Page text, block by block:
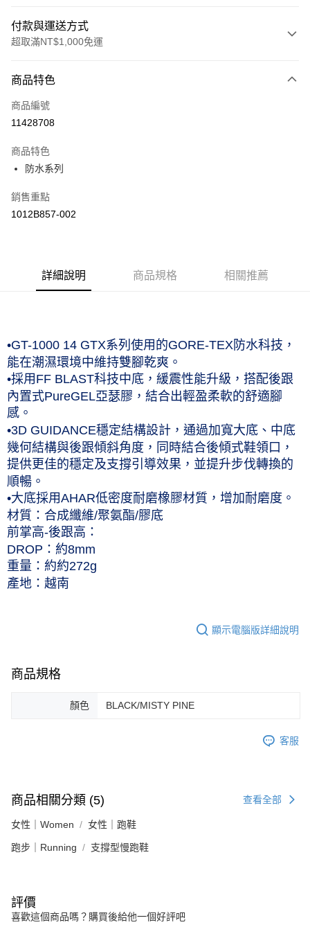
付款與運送方式
超取滿NT$1,000免運
信用卡一次付款
信用卡分期付款
合作金庫商業銀行
華南商業銀行
國泰世華商業銀行
臺灣中小企業銀行
玉山商業銀行
星展（台灣）商業銀行
台新國際商業銀行
LINE Pay
運送方式
付款後全家取貨(僅限台灣本島，離島恕不配送) 預計5-7個工
付款後萊爾富取貨(僅限台灣本島，離島恕不配送) 預計5-7個
付款後7-11取貨(僅限台灣本島，離島恕不配送) 預計5-7個工
作天到貨
每筆NT$60，滿NT$1,000(含以上)免運費
黑貓宅急便 (僅限台灣本島，離島恕不配送) 預計2-3個工作天到貨
每筆NT$120，滿NT$1,500(含以上)免運費
商品特色
商品編號
11428708
商品特色
防水系列
銷售重點
1012B857-002
詳細說明 商品規格 相關推薦
•GT-1000 14 GTX系列使用的GORE-TEX防水科技，
能在潮濕環境中維持雙腳乾爽。
•採用FF BLAST科技中底，緩震性能升級，搭配後跟
內置式PureGEL亞瑟膠，結合出輕盈柔軟的舒適腳
感。
•3D GUIDANCE穩定結構設計，通過加寬大底、中底
幾何結構與後跟傾斜角度，同時結合後傾式鞋領口，
提供更佳的穩定及支撐引導效果，並提升步伐轉換的
順暢。
•大底採用AHAR低密度耐磨橡膠材質，增加耐磨度。
材質：合成纖維/聚氨酯/膠底
前掌高-後跟高：
DROP：約8mm
重量：約約272g
產地：越南
顯示電腦版詳細說明
商品規格
顏色 BLACK/MISTY PINE
客服
商品相關分類 (5) 查看全部
女性｜Women 女性｜跑鞋
跑步｜Running 支撐型慢跑鞋
評價
喜歡這個商品嗎？購買後給他一個好評吧